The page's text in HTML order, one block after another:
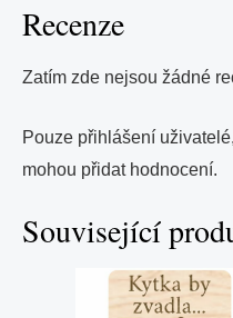
Recenze
Zatím zde nejsou žádné
Pouze přihlášení
mohou přidat hodnocení.
Související